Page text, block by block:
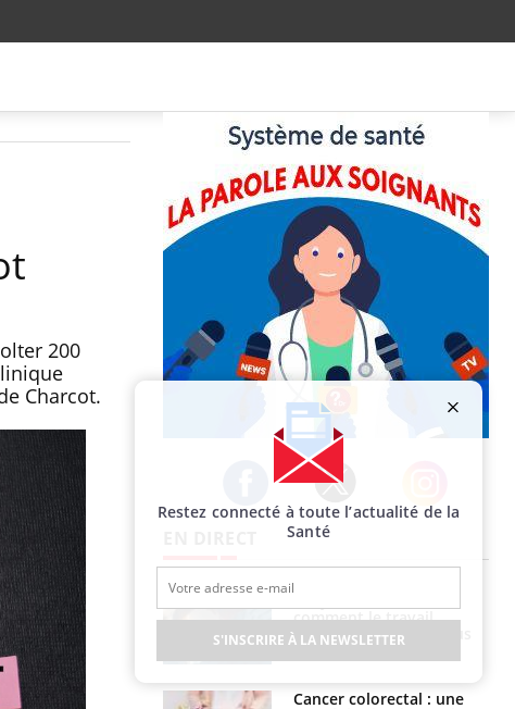
200
Charcot.
Facebook Twitter Instagram
infantile : un
s’interroge sur
élevé en France
à risque : ce jus
comment le travail
empiète de plus en plus
sur nos soirées
Cancer colorectal : une
Restez connecté à toute l’actualité de la
Santé
S'INSCRIRE À LA NEWSLETTER